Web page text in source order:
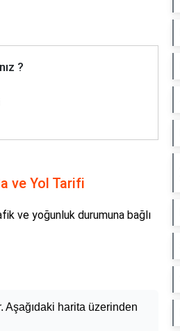
?
ve Yol Tarifi
ve yoğunluk durumuna bağlı
Aşağıdaki harita üzerinden